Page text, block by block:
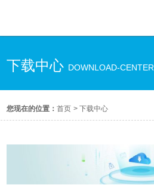
下载中心 DOWNLOAD-CENTER
您现在的位置：首页 >下载中心